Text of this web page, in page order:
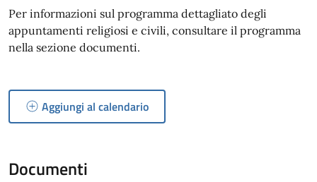
Per informazioni sul programma dettagliato degli
appuntamenti religiosi e civili, consultare il programma
nella sezione documenti.
Aggiungi al calendario
Documenti